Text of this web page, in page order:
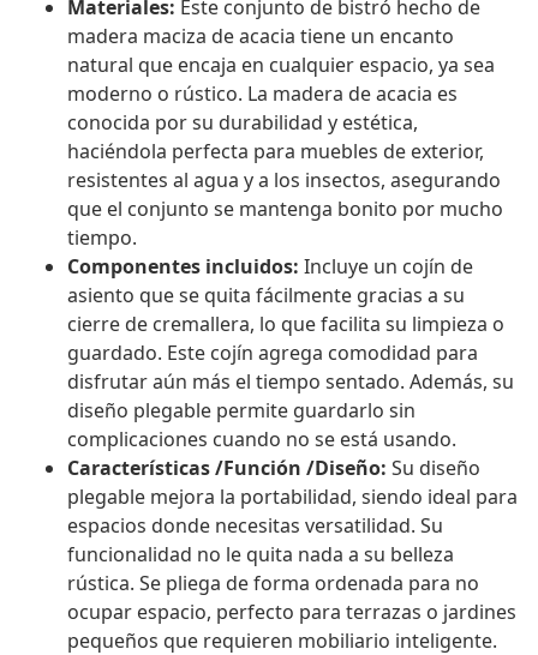
Materiales: Este conjunto de bistró hecho de
madera maciza de acacia tiene un encanto
natural que encaja en cualquier espacio, ya sea
moderno o rústico. La madera de acacia es
conocida por su durabilidad y estética,
haciéndola perfecta para muebles de exterior,
resistentes al agua y a los insectos, asegurando
que el conjunto se mantenga bonito por mucho
tiempo.
Componentes incluidos: Incluye un cojín de
asiento que se quita fácilmente gracias a su
cierre de cremallera, lo que facilita su limpieza o
guardado. Este cojín agrega comodidad para
disfrutar aún más el tiempo sentado. Además, su
diseño plegable permite guardarlo sin
complicaciones cuando no se está usando.
Características /Función /Diseño: Su diseño
plegable mejora la portabilidad, siendo ideal para
espacios donde necesitas versatilidad. Su
funcionalidad no le quita nada a su belleza
rústica. Se pliega de forma ordenada para no
ocupar espacio, perfecto para terrazas o jardines
pequeños que requieren mobiliario inteligente.